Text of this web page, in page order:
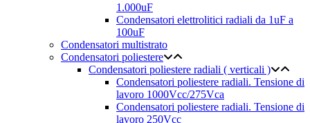
1.000uF
Condensatori elettrolitici radiali da 1uF a
100uF
Condensatori multistrato
Condensatori poliestere
Condensatori poliestere radiali ( verticali )
Condensatori poliestere radiali. Tensione di
lavoro 1000Vcc/275Vca
Condensatori poliestere radiali. Tensione di
lavoro 250Vcc